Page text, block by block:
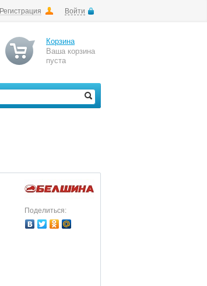
Регистрация Войти
Корзина
Ваша корзина
пуста
Поделиться: